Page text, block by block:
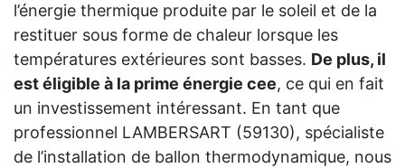
l’énergie thermique produite par le soleil et de la
restituer sous forme de chaleur lorsque les
températures extérieures sont basses. De plus, il
est éligible à la prime énergie cee, ce qui en fait
un investissement intéressant. En tant que
professionnel LAMBERSART (59130), spécialiste
de l’installation de ballon thermodynamique, nous